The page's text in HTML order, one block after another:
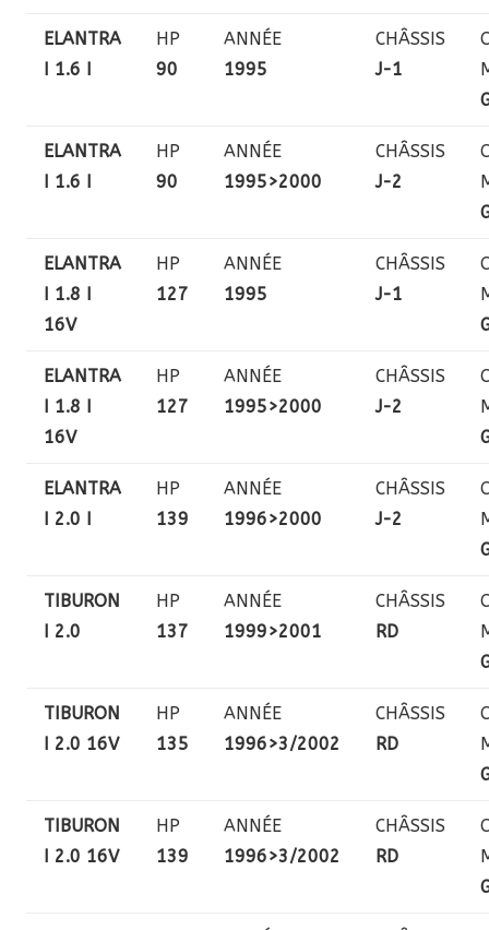
ELANTRA
I 1.6 I
HP
90
ANNÉE
1995
CHÂSSIS
J-1
ELANTRA
I 1.6 I
HP
90
ANNÉE
1995>2000
CHÂSSIS
J-2
ELANTRA
I 1.8 I
16V
HP
127
ANNÉE
1995
CHÂSSIS
J-1
ELANTRA
I 1.8 I
16V
HP
127
ANNÉE
1995>2000
CHÂSSIS
J-2
ELANTRA
I 2.0 I
HP
139
ANNÉE
1996>2000
CHÂSSIS
J-2
TIBURON
I 2.0
HP
137
ANNÉE
1999>2001
CHÂSSIS
RD
TIBURON
I 2.0 16V
HP
135
ANNÉE
1996>3/2002
CHÂSSIS
RD
TIBURON
I 2.0 16V
HP
139
ANNÉE
1996>3/2002
CHÂSSIS
RD